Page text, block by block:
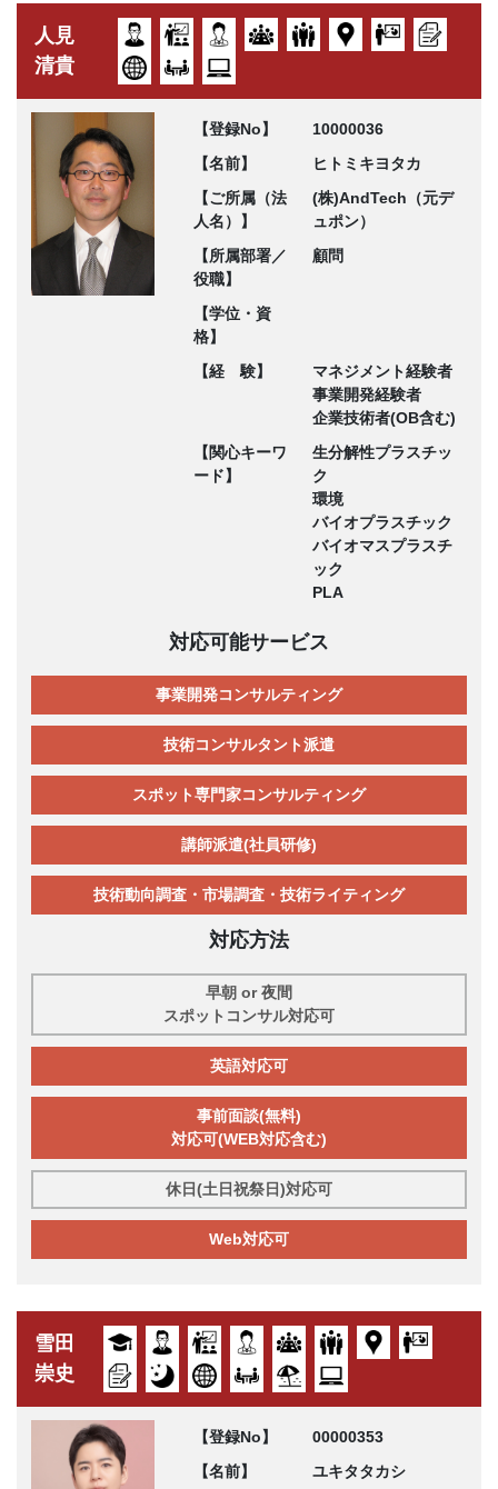
人見
清貴
【登録No】
10000036
【名前】
ヒトミキヨタカ
【ご所属（法
人名）】
(株)AndTech（元デ
ュポン）
【所属部署／
役職】
顧問
【学位・資
格】
【経 験】
マネジメント経験者
事業開発経験者
企業技術者(OB含む)
【関心キーワ
ード】
生分解性プラスチッ
ク
環境
バイオプラスチック
バイオマスプラスチ
ック
PLA
対応可能サービス
事業開発コンサルティング
技術コンサルタント派遣
スポット専門家コンサルティング
講師派遣(社員研修)
技術動向調査・市場調査・技術ライティング
対応方法
早朝 or 夜間
スポットコンサル対応可
英語対応可
事前面談(無料)
対応可(WEB対応含む)
休日(土日祝祭日)対応可
Web対応可
雪田
崇史
【登録No】
00000353
【名前】
ユキタタカシ